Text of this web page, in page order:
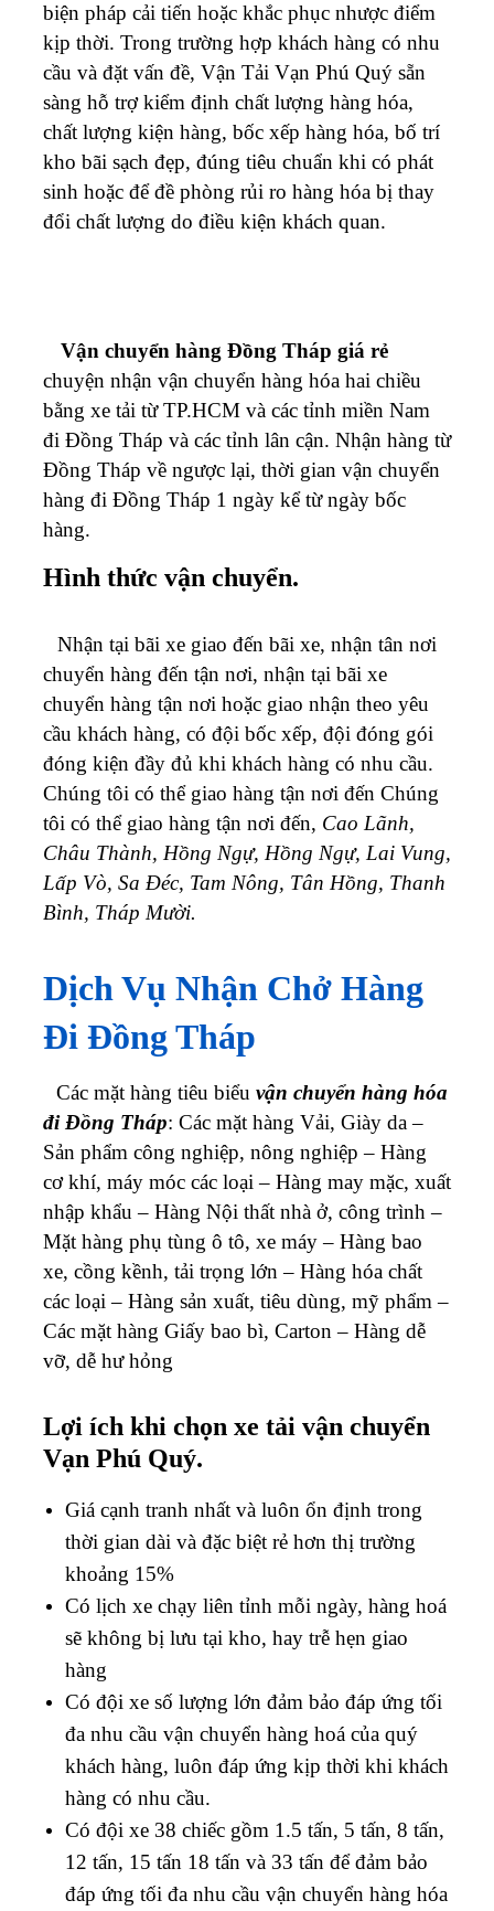
biện pháp cải tiến hoặc khắc phục nhược điểm
kịp thời. Trong trường hợp khách hàng có nhu
cầu và đặt vấn đề, Vận Tải Vạn Phú Quý sẵn
sàng hỗ trợ kiểm định chất lượng hàng hóa,
chất lượng kiện hàng, bốc xếp hàng hóa, bố trí
kho bãi sạch đẹp, đúng tiêu chuẩn khi có phát
sinh hoặc để đề phòng rủi ro hàng hóa bị thay
đổi chất lượng do điều kiện khách quan.
Vận chuyển hàng Đồng Tháp giá rẻ
chuyện nhận vận chuyển hàng hóa hai chiều
bằng xe tải từ TP.HCM và các tỉnh miền Nam
đi Đồng Tháp và các tỉnh lân cận. Nhận hàng từ
Đồng Tháp về ngược lại, thời gian vận chuyển
hàng đi Đồng Tháp 1 ngày kể từ ngày bốc
hàng.
Hình thức vận chuyển.
Nhận tại bãi xe giao đến bãi xe, nhận tân nơi
chuyển hàng đến tận nơi, nhận tại bãi xe
chuyển hàng tận nơi hoặc giao nhận theo yêu
cầu khách hàng, có đội bốc xếp, đội đóng gói
đóng kiện đầy đủ khi khách hàng có nhu cầu.
Chúng tôi có thể giao hàng tận nơi đến Chúng
tôi có thể giao hàng tận nơi đến, Cao Lãnh,
Châu Thành, Hồng Ngự, Hồng Ngự, Lai Vung,
Lấp Vò, Sa Đéc, Tam Nông, Tân Hồng, Thanh
Bình, Tháp Mười.
Dịch Vụ Nhận Chở Hàng
Đi Đồng Tháp
Các mặt hàng tiêu biểu vận chuyển hàng hóa
đi Đồng Tháp: Các mặt hàng Vải, Giày da –
Sản phẩm công nghiệp, nông nghiệp – Hàng
cơ khí, máy móc các loại – Hàng may mặc, xuất
nhập khẩu – Hàng Nội thất nhà ở, công trình –
Mặt hàng phụ tùng ô tô, xe máy – Hàng bao
xe, cồng kềnh, tải trọng lớn – Hàng hóa chất
các loại – Hàng sản xuất, tiêu dùng, mỹ phẩm –
Các mặt hàng Giấy bao bì, Carton – Hàng dễ
vỡ, dễ hư hỏng
Lợi ích khi chọn xe tải vận chuyển
Vạn Phú Quý.
Giá cạnh tranh nhất và luôn ổn định trong
thời gian dài và đặc biệt rẻ hơn thị trường
khoảng 15%
Có lịch xe chạy liên tỉnh mỗi ngày, hàng hoá
sẽ không bị lưu tại kho, hay trễ hẹn giao
hàng
Có đội xe số lượng lớn đảm bảo đáp ứng tối
đa nhu cầu vận chuyển hàng hoá của quý
khách hàng, luôn đáp ứng kịp thời khi khách
hàng có nhu cầu.
Có đội xe 38 chiếc gồm 1.5 tấn, 5 tấn, 8 tấn,
12 tấn, 15 tấn 18 tấn và 33 tấn để đảm bảo
đáp ứng tối đa nhu cầu vận chuyển hàng hóa